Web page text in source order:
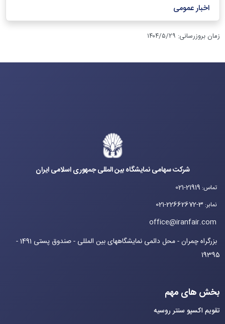
اخبار عمومی
زمان بروزرسانی: ۱۴۰۴/۵/۲۹
شرکت سهامی نمایشگاه بین المللی جمهوری اسلامی ایران
تماس:
021-21919
نمابر:
021-22662672-3
office@iranfair.com
بزرگراه چمران - محل دائمی نمایشگاههای بین المللی - صندوق پستی 1491 -
19395
بخش های مهم
تقویم اکسپو سنتر روسیه